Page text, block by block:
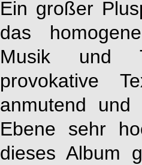
Ein großer
das
Musik und
provokative
anmutend und
Ebene sehr
dieses Album